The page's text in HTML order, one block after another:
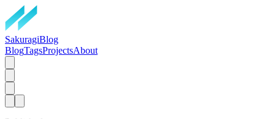
SakuragiBlog
BlogTagsProjectsAbout